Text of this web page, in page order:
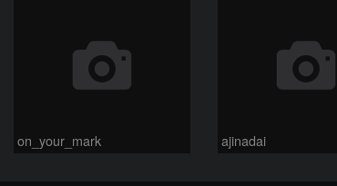
on_your_mark ajinadai